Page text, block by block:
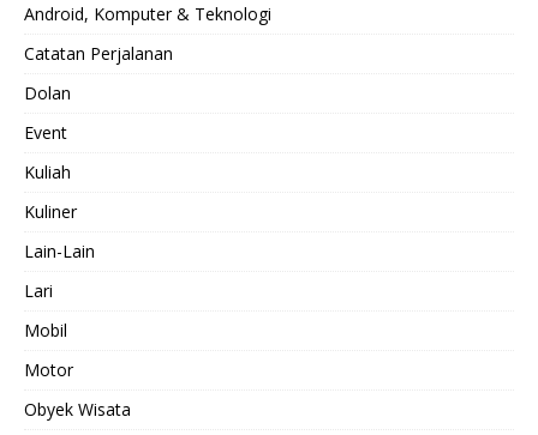
Android, Komputer & Teknologi
Catatan Perjalanan
Dolan
Event
Kuliah
Kuliner
Lain-Lain
Lari
Mobil
Motor
Obyek Wisata